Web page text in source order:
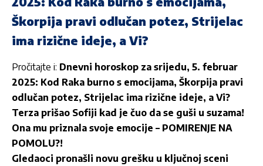
Škorpija pravi odlučan potez, Strijelac
ima rizične ideje, a Vi?
Pročitajte i: Dnevni horoskop za srijedu, 5. februar
2025: Kod Raka burno s emocijama, Škorpija pravi
odlučan potez, Strijelac ima rizične ideje, a Vi?
Terza prišao Sofiji kad je čuo da se guši u suzama!
Ona mu priznala svoje emocije – POMIRENJE NA
POMOLU?!
Gledaoci pronašli novu grešku u ključnoj sceni